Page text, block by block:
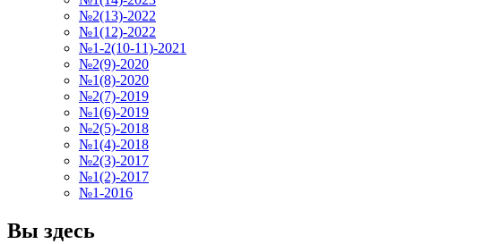
№2(13)-2022
№1(12)-2022
№1-2(10-11)-2021
№2(9)-2020
№1(8)-2020
№2(7)-2019
№1(6)-2019
№2(5)-2018
№1(4)-2018
№2(3)-2017
№1(2)-2017
№1-2016
Вы здесь